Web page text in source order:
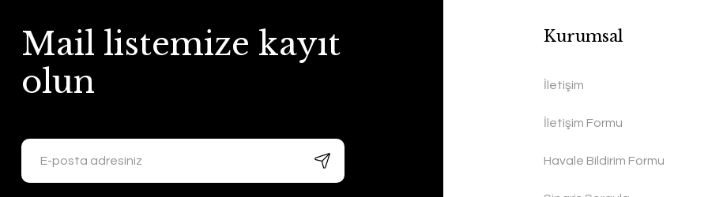
Mail listemize kayıt
olun
Kurumsal
İletişim
İletişim Formu
Havale Bildirim Formu